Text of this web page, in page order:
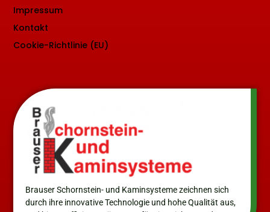
Brauser Schornstein- und Kaminsysteme zeichnen sich
durch ihre innovative Technologie und hohe Qualität aus,
Impressum
Kontakt
Cookie-Richtlinie (EU)